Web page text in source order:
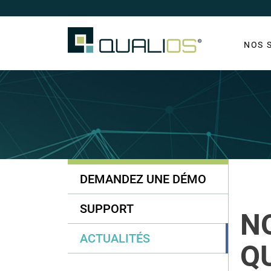
NOS
DEMANDEZ UNE DÉMO
SUPPORT
ACTUALITÉS